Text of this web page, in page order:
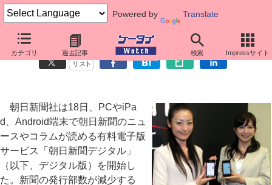
Powered by Translate
カテゴリ 過去記事 検索 Impressサイト
朝日新聞が月額3800円のデジタル版、iPadやAndroid向けアプリも
リスト
朝日新聞社は18日、PCやiPa
d、Android端末で朝日新聞のニュ
ースやコラムが読める有料電子版
サービス「朝日新聞デジタル」
（以下、デジタル版）を開始し
た。新聞の発行部数が減少する